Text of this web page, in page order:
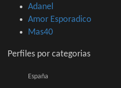
Adanel
Amor Esporadico
Mas40
Perfiles por categorias
España